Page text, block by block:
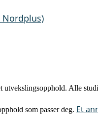
Nordplus)
Alle
som passer deg. Et